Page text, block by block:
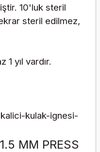
10'luk steril
steril edilmez,
1 yıl vardır.
MM PRESS